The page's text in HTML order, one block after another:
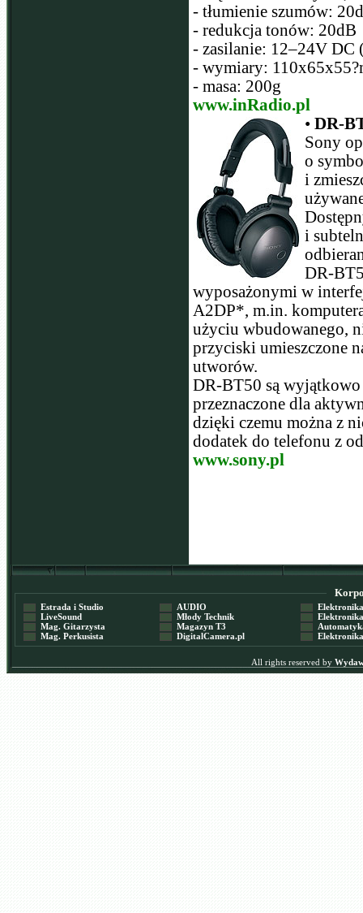
- tłumienie szumów:
- redukcja tonów: 20dB
- zasilanie: 12–24V DC
- wymiary:
- masa: 200g
www.inRadio.pl
• DR-
Sony
o
i
i
DR-
wyposażonymi w
A2DP*, m.in.
użyciu wbudowanego,
przyciski umieszczone
utworów.
DR-BT50 są wyjątkowo
przeznaczone dla
dzięki czemu można z
dodatek do telefonu z
www.sony.pl
Estrada i Studio
LiveSound
Mag. Gitarzysta
Mag. Perkusista
AUDIO
Młody Technik
Magazyn T3
DigitalCamera.pl
Elektronika
Elektronika
Automatyka
Elektronika
All rights reserved by